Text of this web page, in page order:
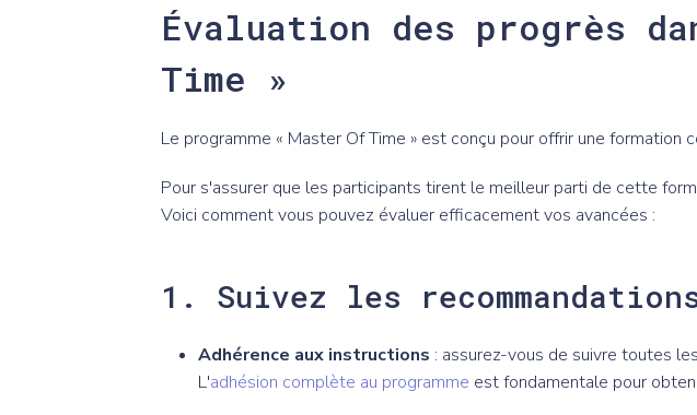
Évaluation des progrès
Time »
Le programme « Master Of Time » est conçu pour offrir une formation
Pour s'assurer que les participants tirent le meilleur parti de cette
Voici comment vous pouvez évaluer efficacement vos avancées :
1. Suivez les
Adhérence aux instructions : assurez-vous de suivre toutes
L'adhésion complète au programme est fondamentale pour